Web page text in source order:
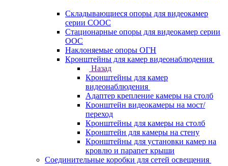
Складывающиеся опоры для видеокамер
серии СООС
Стационарные опоры для видеокамер серии
ООС
Наклоняемые опоры ОГН
Кронштейны для камер видеонаблюдения
Назад
Кронштейны для камер
видеонаблюдения
Адаптер крепление камеры на столб
Кронштейн видеокамеры на мост/
переход
Кронштейны для камеры на столб
Кронштейн для камеры на стену
Кронштейны для установки камер на
кровлю и парапет крыши
Соединительные коробки для сетей освещения